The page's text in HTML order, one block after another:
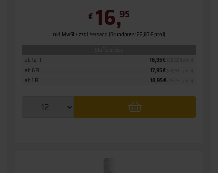
€ 16,95
inkl. MwSt. / zzgl.Versand (Grundpreis: 22,60 € pro l)
ab 1 Fl. 18,95 €
ab 6 Fl. 17,95 €
ab 12 Fl. 16,95 €